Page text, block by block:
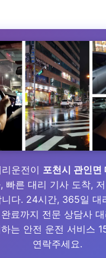
운전이 포천시 관인면
빠른 대리 기사 도착,
다. 24시간, 365일 대
료까지 전문 상담사
는 안전 운전 서비스
연락주세요.